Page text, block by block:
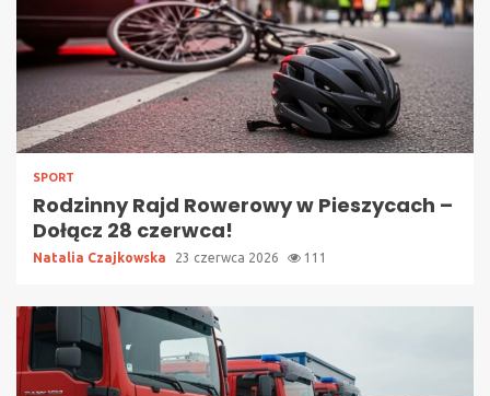
SPORT
Rodzinny Rajd Rowerowy w Pieszycach –
Dołącz 28 czerwca!
Natalia Czajkowska 23 czerwca 2026 111